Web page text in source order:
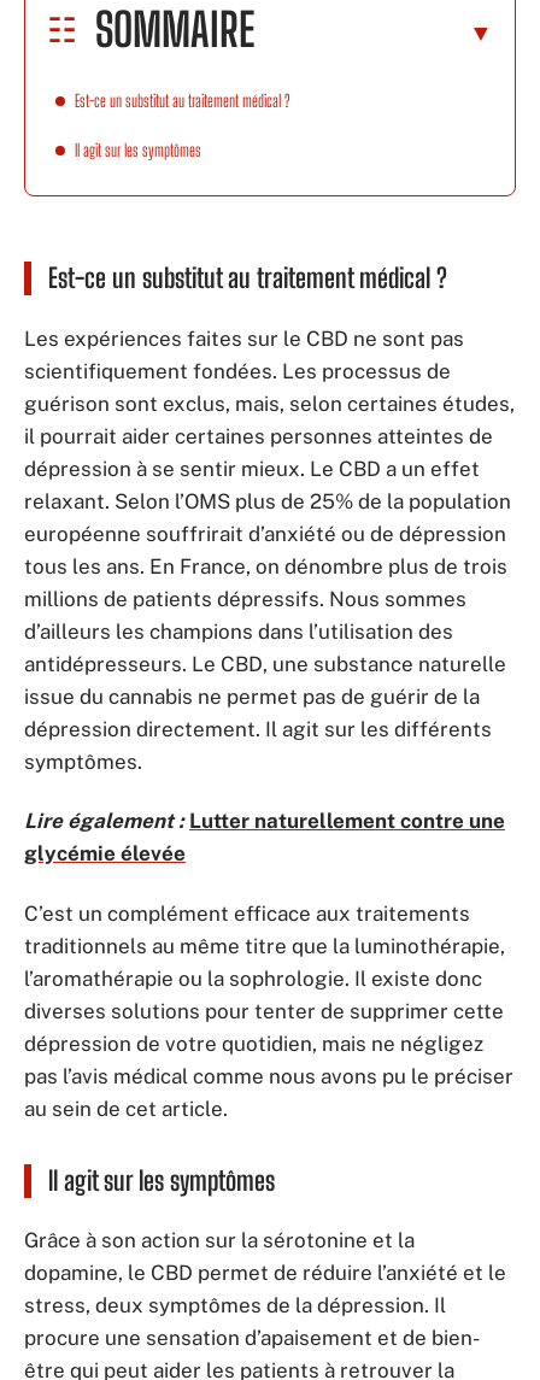
SOMMAIRE
Est-ce un substitut au traitement médical ?
Il agit sur les symptômes
Est-ce un substitut au traitement médical ?
Les expériences faites sur le CBD ne sont pas
scientifiquement fondées. Les processus de
guérison sont exclus, mais, selon certaines études,
il pourrait aider certaines personnes atteintes de
dépression à se sentir mieux. Le CBD a un effet
relaxant. Selon l’OMS plus de 25% de la population
européenne souffrirait d’anxiété ou de dépression
tous les ans. En France, on dénombre plus de trois
millions de patients dépressifs. Nous sommes
d’ailleurs les champions dans l’utilisation des
antidépresseurs. Le CBD, une substance naturelle
issue du cannabis ne permet pas de guérir de la
dépression directement. Il agit sur les différents
symptômes.
Lire également : Lutter naturellement contre une
glycémie élevée
C’est un complément efficace aux traitements
traditionnels au même titre que la luminothérapie,
l’aromathérapie ou la sophrologie. Il existe donc
diverses solutions pour tenter de supprimer cette
dépression de votre quotidien, mais ne négligez
pas l’avis médical comme nous avons pu le préciser
au sein de cet article.
Il agit sur les symptômes
Grâce à son action sur la sérotonine et la
dopamine, le CBD permet de réduire l’anxiété et le
stress, deux symptômes de la dépression. Il
procure une sensation d’apaisement et de bien-
être qui peut aider les patients à retrouver la